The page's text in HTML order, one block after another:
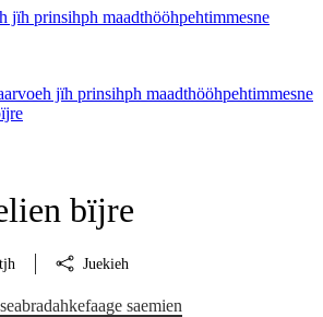
jïh prinsihph maadthööhpehtimmesne
jïh prinsihph maadthööhpehtimmesne
bïjre
Juekieh
saemien